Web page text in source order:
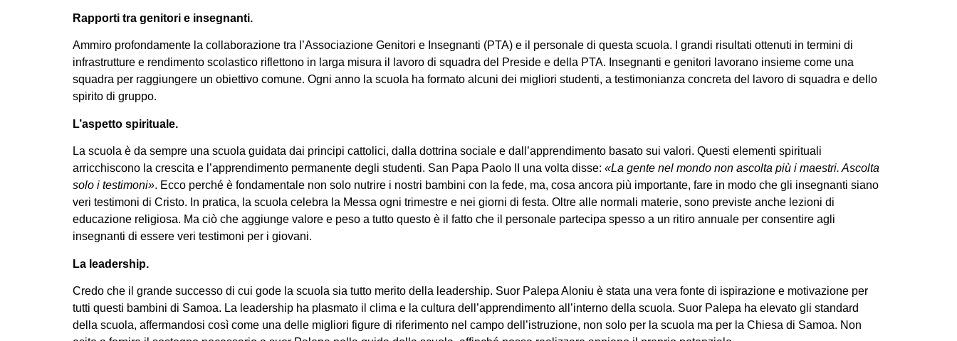
Rapporti tra genitori e insegnanti.
Ammiro profondamente la collaborazione tra l’Associazione Genitori e Insegnanti (PTA) e il personale di questa scuola. I grandi risultati ottenuti in termini di
infrastrutture e rendimento scolastico riflettono in larga misura il lavoro di squadra del Preside e della PTA. Insegnanti e genitori lavorano insieme come una
squadra per raggiungere un obiettivo comune. Ogni anno la scuola ha formato alcuni dei migliori studenti, a testimonianza concreta del lavoro di squadra e dello
spirito di gruppo.
L’aspetto spirituale.
La scuola è da sempre una scuola guidata dai principi cattolici, dalla dottrina sociale e dall’apprendimento basato sui valori. Questi elementi spirituali
arricchiscono la crescita e l’apprendimento permanente degli studenti. San Papa Paolo II una volta disse: «La gente nel mondo non ascolta più i maestri. Ascolta
solo i testimoni». Ecco perché è fondamentale non solo nutrire i nostri bambini con la fede, ma, cosa ancora più importante, fare in modo che gli insegnanti siano
veri testimoni di Cristo. In pratica, la scuola celebra la Messa ogni trimestre e nei giorni di festa. Oltre alle normali materie, sono previste anche lezioni di
educazione religiosa. Ma ciò che aggiunge valore e peso a tutto questo è il fatto che il personale partecipa spesso a un ritiro annuale per consentire agli
insegnanti di essere veri testimoni per i giovani.
La leadership.
Credo che il grande successo di cui gode la scuola sia tutto merito della leadership. Suor Palepa Aloniu è stata una vera fonte di ispirazione e motivazione per
tutti questi bambini di Samoa. La leadership ha plasmato il clima e la cultura dell’apprendimento all’interno della scuola. Suor Palepa ha elevato gli standard
della scuola, affermandosi così come una delle migliori figure di riferimento nel campo dell’istruzione, non solo per la scuola ma per la Chiesa di Samoa. Non